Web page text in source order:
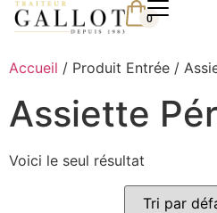
0
Accueil / Produit Entrée /
Assiette
Voici le seul résultat